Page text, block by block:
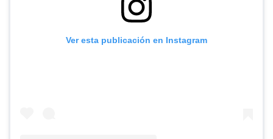
Ver esta publicación en Instagram